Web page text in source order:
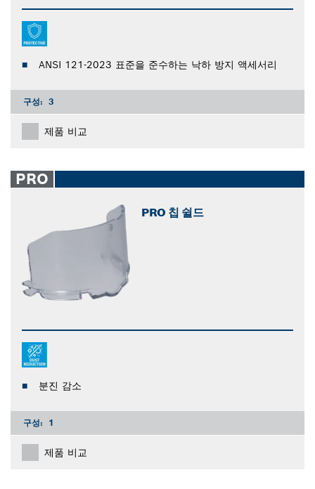
ANSI 121-2023 표준을 준수하는 낙하 방지 액세서리
구성: 3
제품 비교
PRO
PRO 칩 쉴드
분진 감소
구성: 1
제품 비교